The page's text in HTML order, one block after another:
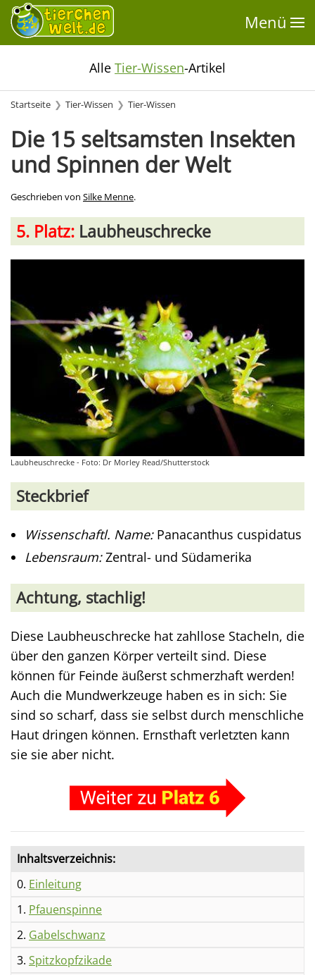
Menü
Alle Tier-Wissen-Artikel
Startseite Tier-Wissen Tier-Wissen
Die 15 seltsamsten Insekten
und Spinnen der Welt
Geschrieben von Silke Menne.
5. Platz: Laubheuschrecke
Laubheuschrecke - Foto: Dr Morley Read/Shutterstock
Steckbrief
Wissenschaftl. Name: Panacanthus cuspidatus
Lebensraum:Zentral- und Südamerika
Achtung, stachlig!
Diese Laubheuschrecke hat zahllose Stacheln, die
über den ganzen Körper verteilt sind. Diese
können für Feinde äußerst schmerzhaft werden!
Auch die Mundwerkzeuge haben es in sich: Sie
sind so scharf, dass sie selbst durch menschliche
Haut dringen können. Ernsthaft verletzten kann
sie sie aber nicht.
Inhaltsverzeichnis:
0. Einleitung
1. Pfauenspinne
2. Gabelschwanz
3. Spitzkopfzikade